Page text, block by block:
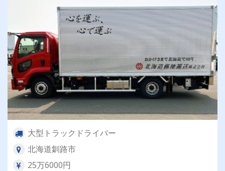
大型トラックドライバー
北海道釧路市
25万6000円